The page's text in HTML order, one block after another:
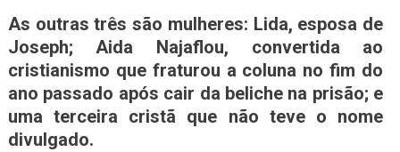
As outras três são mulheres: Lida, esposa de
Joseph; Aida Najaflou, convertida ao
cristianismo que fraturou a coluna no fim do
ano passado após cair da beliche na prisão; e
uma terceira cristã que não teve o nome
divulgado.